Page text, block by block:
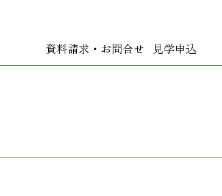
資料請求・お問合せ 見学申込